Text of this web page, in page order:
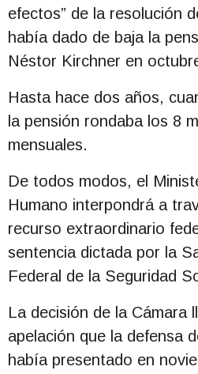
efectos” de la resolución
había dado de baja la
Néstor Kirchner en
Hasta hace dos años,
la pensión rondaba los 8
mensuales.
De todos modos, el
Humano interpondrá a
recurso extraordinario
sentencia dictada por la
Federal de la Seguridad
La decisión de la Cámara
apelación que la defensa
había presentado en